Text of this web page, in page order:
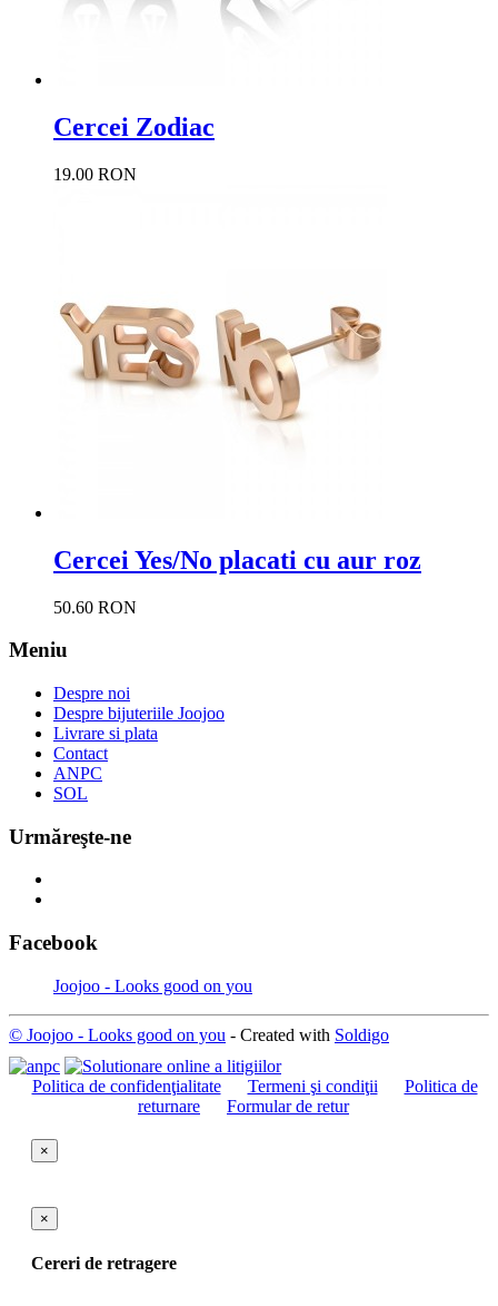
Cercei Zodiac
19.00 RON
Cercei Yes/No placati cu aur roz
50.60 RON
Meniu
Despre noi
Despre bijuteriile Joojoo
Livrare si plata
Contact
ANPC
SOL
Urmăreşte-ne
Facebook
Joojoo - Looks good on you
© Joojoo - Looks good on you - Created with Soldigo
Politica de confidenţialitate Termeni şi condiţii
Politica de
returnare
Formular de retur
×
×
Cereri de retragere